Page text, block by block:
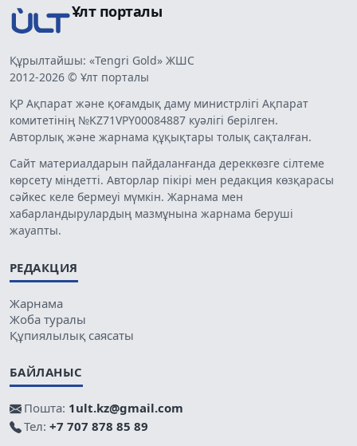
Ұлт порталы
Құрылтайшы: «Tengri Gold» ЖШС
2012-2026 © Ұлт порталы
ҚР Ақпарат және қоғамдық даму министрлігі Ақпарат
комитетінің №KZ71VPY00084887 куәлігі берілген.
Авторлық және жарнама құқықтары толық сақталған.
Сайт материалдарын пайдаланғанда дереккөзге сілтеме
көрсету міндетті. Авторлар пікірі мен редакция көзқарасы
сәйкес келе бермеуі мүмкін. Жарнама мен
хабарландырулардың мазмұнына жарнама беруші
жауапты.
РЕДАКЦИЯ
Жарнама
Жоба туралы
Құпиялылық саясаты
БАЙЛАНЫС
Пошта: 1ult.kz@gmail.com
Тел: +7 707 878 85 89